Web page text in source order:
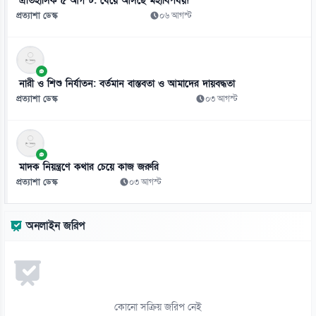
০৬ আগস্ট
১১
পাসওয়ার্ড নয় এখন ভরসা পাসকী, কীভাবে নিরাপত্তা দেবে?
১২
ভিনিসিয়ুসকে ‘হুমকি’ দিয়ে সুর নরম রিয়ালের, আর্সেনালের নতুন প্রস্তাব
০৬ আগস্ট
১৩
১৪
ইয়েমেনে সামরিক শিবিরে ভয়াবহ হামলা, নিহত ৩০
প্রত্যাশা ডেস্ক ০৬ আগস্ট
নারী ও শিশু নির্যাতন: বর্তমান বাস্তবতা ও আমাদের দায়বদ্ধতা
প্রত্যাশা ডেস্ক ০৩ আগস্ট
মাদক নিয়ন্ত্রণে কথার চেয়ে কাজ জরুরি
প্রত্যাশা ডেস্ক ০৩ আগস্ট
অনলাইন জরিপ
কোনো সক্রিয় জরিপ নেই